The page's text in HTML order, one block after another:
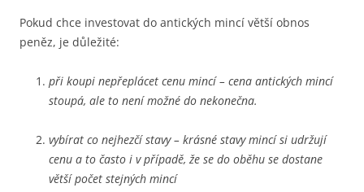
Pokud chce investovat do antických mincí větší obnos
peněz, je důležité:
při koupi nepřeplácet cenu mincí – cena antických mincí
stoupá, ale to není možné do nekonečna.
vybírat co nejhezčí stavy – krásné stavy mincí si udržují
cenu a to často i v případě, že se do oběhu se dostane
větší počet stejných mincí